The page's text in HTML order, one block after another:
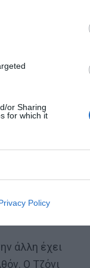
or Sharing
for which it
Policy
να πάει
κι ας
τότε
τον Λαρούσο.
Άρα εδώ έχουμε
άλλη έχει
Ο Τζόνι